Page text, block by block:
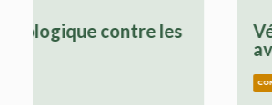
Vérifier l’état de ses arbres
avant une tempête